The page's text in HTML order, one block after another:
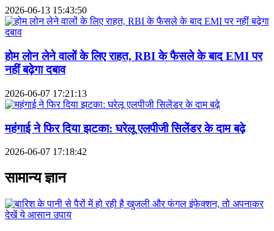
2026-06-13 15:43:50
होम लोन लेने वालों के लिए राहत, RBI के फैसले के बाद EMI पर
नहीं बढ़ेगा दबाव
2026-06-07 17:21:13
महंगाई ने फिर दिया झटका: घरेलू एलपीजी सिलेंडर के दाम बढ़े
2026-06-07 17:18:42
सामान्य ज्ञान